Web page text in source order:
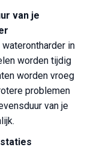
van je
in
worden tijdig
worden vroeg
problemen
van je